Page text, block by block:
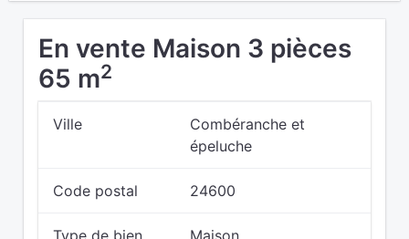
En vente Maison 3 pièces
65 m2
Ville
Combéranche et
épeluche
Code postal 24600
Type de bien Maison